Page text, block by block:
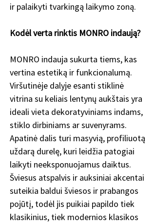
ir palaikyti tvarkingą laikymo zoną.
Kodėl verta rinktis MONRO indaują?
MONRO indauja sukurta tiems, kas
vertina estetiką ir funkcionalumą.
Viršutinėje dalyje esanti stiklinė
vitrina su keliais lentynų aukštais yra
ideali vieta dekoratyviniams indams,
stiklo dirbiniams ar suvenyrams.
Apatinė dalis turi masyvią, profiliuotą
uždarą durelę, kuri leidžia patogiai
laikyti neeksponuojamus daiktus.
Šviesus atspalvis ir auksiniai akcentai
suteikia baldui šviesos ir prabangos
pojūtį, todėl jis puikiai papildo tiek
klasikinius, tiek modernios klasikos